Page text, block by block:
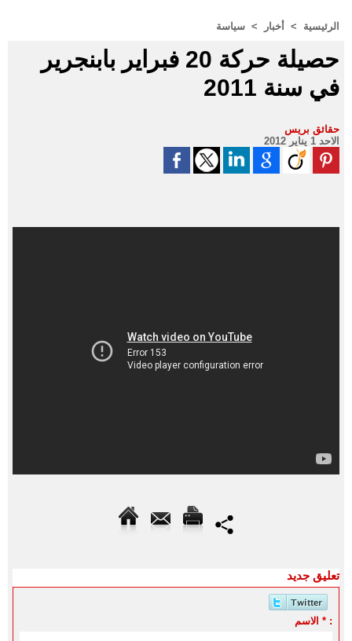
الرئيسية > أخبار > سياسة
حصيلة حركة 20 فبراير بابنجرير
في سنة 2011
حقائق بريس
الاحد 1 يناير 2012
تعليق جديد
الاسم * :